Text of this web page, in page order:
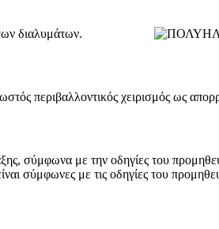
διαλυμάτων.
περιβαλλοντικός χειρισμός ως
σύμφωνα με την οδηγίες του
σύμφωνες με τις οδηγίες του